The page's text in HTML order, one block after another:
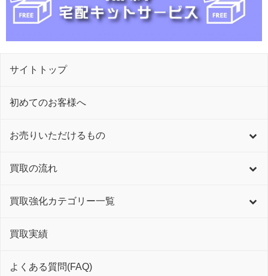
サイトトップ
初めてのお客様へ
お売りいただけるもの
買取の流れ
買取強化カテゴリー一覧
買取実績
よくある質問(FAQ)